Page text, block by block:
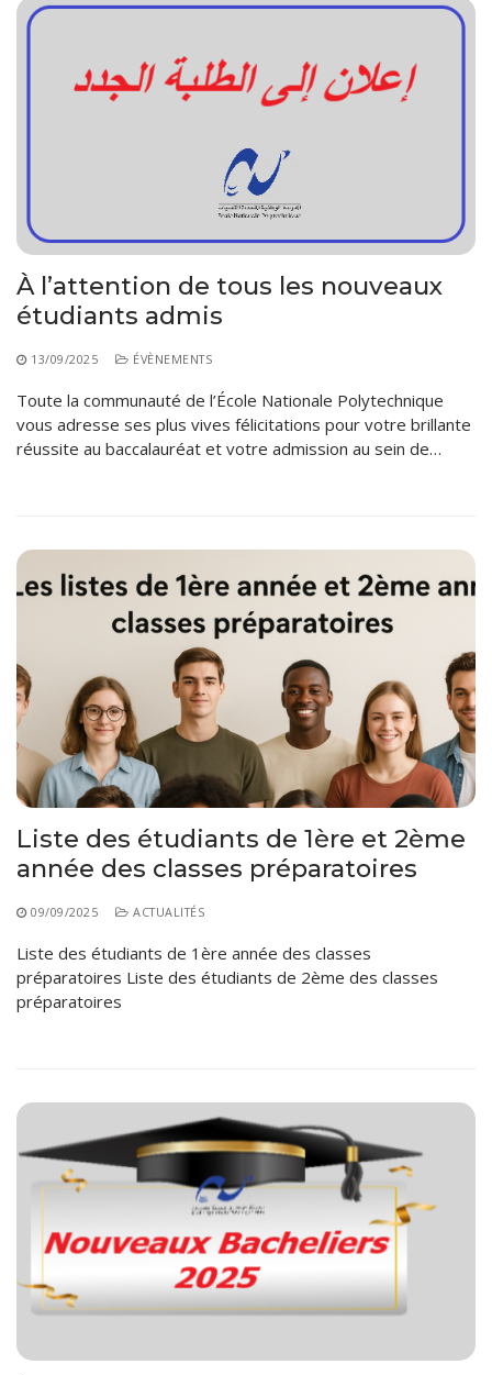
À l’attention de tous les nouveaux
étudiants admis
13/09/2025 ÉVÈNEMENTS
Toute la communauté de l’École Nationale Polytechnique
vous adresse ses plus vives félicitations pour votre brillante
réussite au baccalauréat et votre admission au sein de…
Liste des étudiants de 1ère et 2ème
année des classes préparatoires
09/09/2025 ACTUALITÉS
Liste des étudiants de 1ère année des classes
préparatoires Liste des étudiants de 2ème des classes
préparatoires